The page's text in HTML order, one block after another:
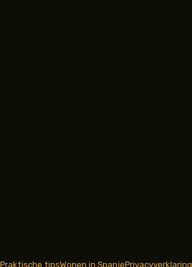
Praktische tipsWonen in SpanjePrivacyverklaring